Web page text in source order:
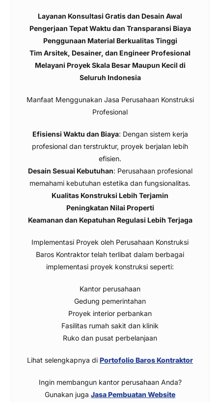
Layanan Konsultasi Gratis dan Desain Awal
Pengerjaan Tepat Waktu dan Transparansi Biaya
Penggunaan Material Berkualitas Tinggi
Tim Arsitek, Desainer, dan Engineer Profesional
Melayani Proyek Skala Besar Maupun Kecil di
Seluruh Indonesia
Manfaat Menggunakan Jasa Perusahaan Konstruksi
Profesional
Efisiensi Waktu dan Biaya: Dengan sistem kerja
profesional dan terstruktur, proyek berjalan lebih
efisien.
Desain Sesuai Kebutuhan: Perusahaan profesional
memahami kebutuhan estetika dan fungsionalitas.
Kualitas Konstruksi Lebih Terjamin
Peningkatan Nilai Properti
Keamanan dan Kepatuhan Regulasi Lebih Terjaga
Implementasi Proyek oleh Perusahaan Konstruksi
Baros Kontraktor telah terlibat dalam berbagai
implementasi proyek konstruksi seperti:
Kantor perusahaan
Gedung pemerintahan
Proyek interior perbankan
Fasilitas rumah sakit dan klinik
Ruko dan pusat perbelanjaan
Lihat selengkapnya di Portofolio Baros Kontraktor
Ingin membangun kantor perusahaan Anda?
Gunakan juga Jasa Pembuatan Website